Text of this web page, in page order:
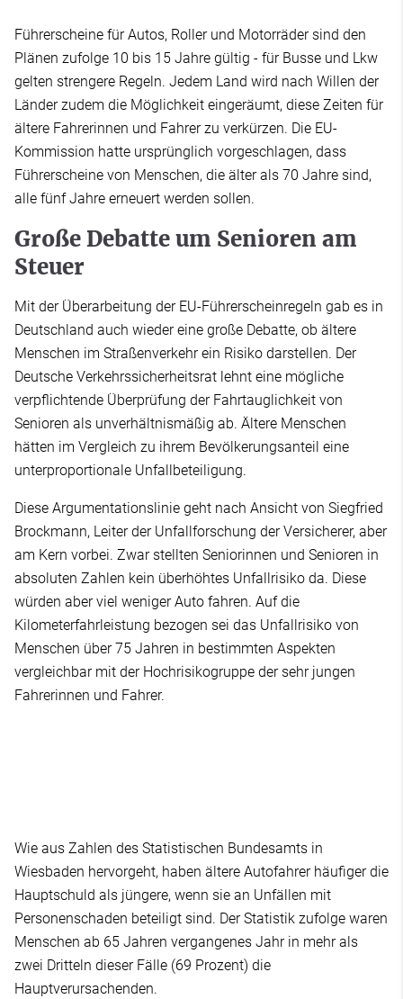
Führerscheine für Autos, Roller und Motorräder sind den
Plänen zufolge 10 bis 15 Jahre gültig - für Busse und Lkw
gelten strengere Regeln. Jedem Land wird nach Willen der
Länder zudem die Möglichkeit eingeräumt, diese Zeiten für
ältere Fahrerinnen und Fahrer zu verkürzen. Die EU-
Kommission hatte ursprünglich vorgeschlagen, dass
Führerscheine von Menschen, die älter als 70 Jahre sind,
alle fünf Jahre erneuert werden sollen.
Große Debatte um Senioren am
Steuer
Mit der Überarbeitung der EU-Führerscheinregeln gab es in
Deutschland auch wieder eine große Debatte, ob ältere
Menschen im Straßenverkehr ein Risiko darstellen. Der
Deutsche Verkehrssicherheitsrat lehnt eine mögliche
verpflichtende Überprüfung der Fahrtauglichkeit von
Senioren als unverhältnismäßig ab. Ältere Menschen
hätten im Vergleich zu ihrem Bevölkerungsanteil eine
unterproportionale Unfallbeteiligung.
Diese Argumentationslinie geht nach Ansicht von Siegfried
Brockmann, Leiter der Unfallforschung der Versicherer, aber
am Kern vorbei. Zwar stellten Seniorinnen und Senioren in
absoluten Zahlen kein überhöhtes Unfallrisiko da. Diese
würden aber viel weniger Auto fahren. Auf die
Kilometerfahrleistung bezogen sei das Unfallrisiko von
Menschen über 75 Jahren in bestimmten Aspekten
vergleichbar mit der Hochrisikogruppe der sehr jungen
Fahrerinnen und Fahrer.
Wie aus Zahlen des Statistischen Bundesamts in
Wiesbaden hervorgeht, haben ältere Autofahrer häufiger die
Hauptschuld als jüngere, wenn sie an Unfällen mit
Personenschaden beteiligt sind. Der Statistik zufolge waren
Menschen ab 65 Jahren vergangenes Jahr in mehr als
zwei Dritteln dieser Fälle (69 Prozent) die
Hauptverursachenden.